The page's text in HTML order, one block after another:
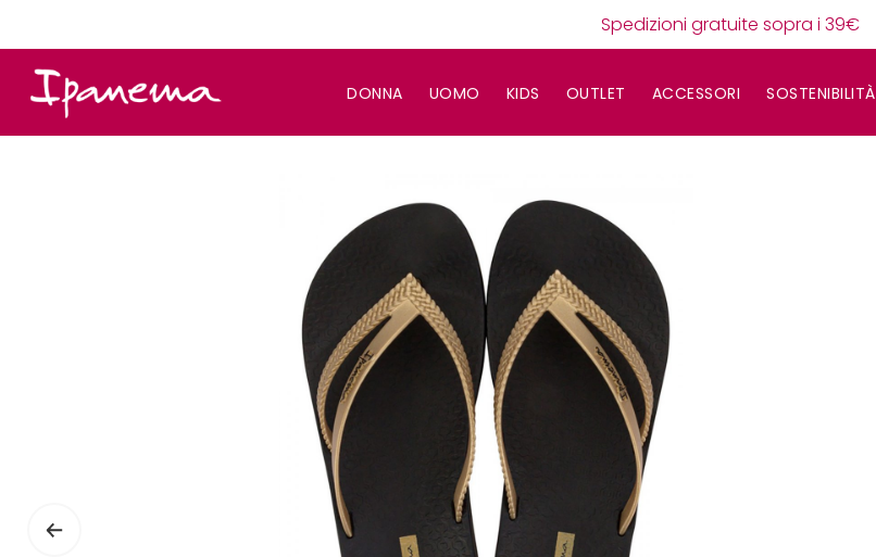
Spedizioni gratuite sopra i 39€
DONNA UOMO KIDS OUTLET ACCESSORI SOSTENIBILITÀ